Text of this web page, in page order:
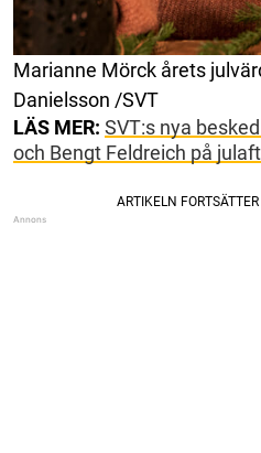
Marianne Mörck årets
Danielsson /SVT
LÄS MER: SVT:s nya
och Bengt Feldreich på